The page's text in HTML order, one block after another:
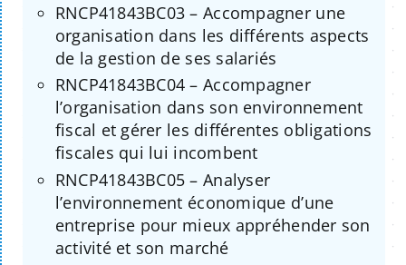
RNCP41843BC03 – Accompagner une
organisation dans les différents aspects
de la gestion de ses salariés
RNCP41843BC04 – Accompagner
l’organisation dans son environnement
fiscal et gérer les différentes obligations
fiscales qui lui incombent
RNCP41843BC05 – Analyser
l’environnement économique d’une
entreprise pour mieux appréhender son
activité et son marché